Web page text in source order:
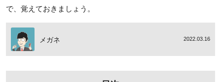
で、覚えておきましょう。
メガネ 2022.03.16